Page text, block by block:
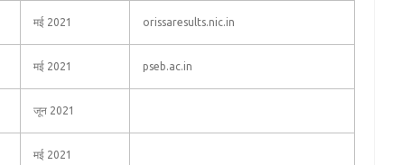
मई 2021 orissaresults.nic.in
मई 2021 pseb.ac.in
जून 2021
मई 2021